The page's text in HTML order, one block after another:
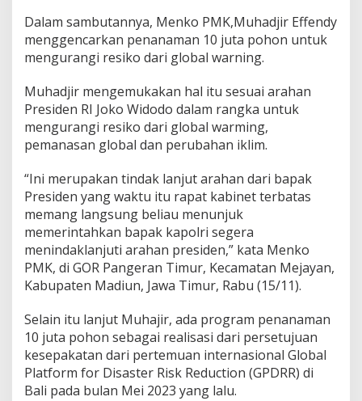
a
P
o
h
n
Dalam sambutannya, Menko PMK,Muhadjir Effendy
menggencarkan penanaman 10 juta pohon untuk
mengurangi resiko dari global warning.
Muhadjir mengemukakan hal itu sesuai arahan
Presiden RI Joko Widodo dalam rangka untuk
mengurangi resiko dari global warming,
pemanasan global dan perubahan iklim.
“Ini merupakan tindak lanjut arahan dari bapak
Presiden yang waktu itu rapat kabinet terbatas
memang langsung beliau menunjuk
memerintahkan bapak kapolri segera
menindaklanjuti arahan presiden,” kata Menko
PMK, di GOR Pangeran Timur, Kecamatan Mejayan,
Kabupaten Madiun, Jawa Timur, Rabu (15/11).
Selain itu lanjut Muhajir, ada program penanaman
10 juta pohon sebagai realisasi dari persetujuan
kesepakatan dari pertemuan internasional Global
Platform for Disaster Risk Reduction (GPDRR) di
Bali pada bulan Mei 2023 yang lalu.